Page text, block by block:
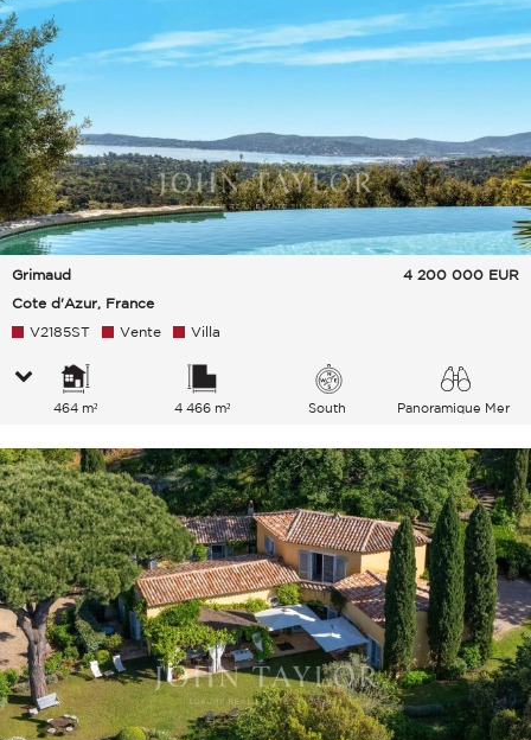
Grimaud
Cote d'Azur, France
4 200 000 EUR
V2185ST Vente Villa
464 m² 4 466 m² South Panoramique Mer